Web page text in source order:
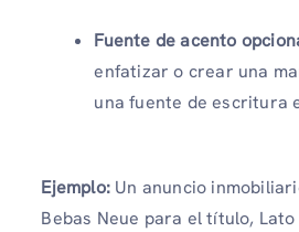
Fuente de acento
enfatizar o crear una
una fuente de escritura
Ejemplo: Un anuncio
Bebas Neue para el título,